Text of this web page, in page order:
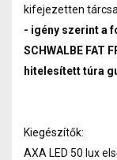
kifejezetten
- igény szerint a
SCHWALBE FAT
hitelesített túra
Kiegészítők:
AXA LED 50 lux